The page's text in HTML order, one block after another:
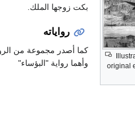
original
بكت زوجها الملك.‏
رواياته
كما أصدر مجموعة من
وأهما رواية "البؤساء"‏